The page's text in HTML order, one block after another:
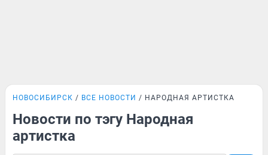
НОВОСИБИРСК ВСЕ НОВОСТИ НАРОДНАЯ АРТИСТКА
Новости по тэгу Народная
артистка